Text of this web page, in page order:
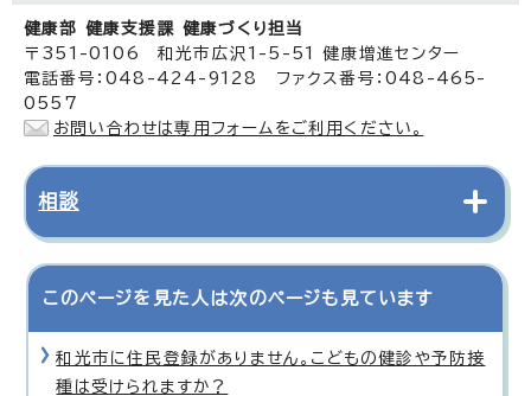
健康部 健康支援課 健康づくり担当
〒351-0106 和光市広沢1-5-51 健康増進センター
電話番号：048-424-9128 ファクス番号：048-465-
0557
お問い合わせは専用フォームをご利用ください。
相談
このページを見た人は次のページも見ています
和光市に住民登録がありません。こどもの健診や予防接
種は受けられますか？